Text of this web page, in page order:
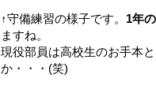
↑守備練習の様子です。 1年の
ますね。
現役部員は高校生のお手本
か・・・(笑)